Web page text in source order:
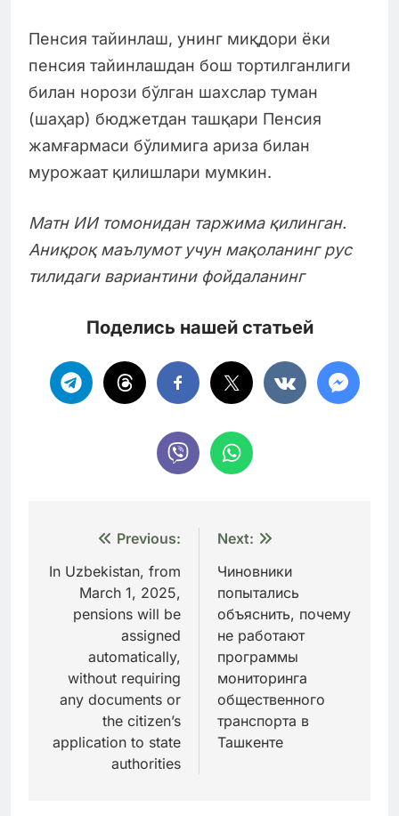
Пенсия тайинлаш, унинг миқдори ёки
пенсия тайинлашдан бош тортилганлиги
билан норози бўлган шахслар туман
(шаҳар) бюджетдан ташқари Пенсия
жамғармаси бўлимига ариза билан
мурожаат қилишлари мумкин.
Матн ИИ томонидан таржима қилинган.
Аниқроқ маълумот учун мақоланинг рус
тилидаги вариантини фойдаланинг
Поделись нашей статьей
Навигация
по
записям
Previous:
In Uzbekistan, from
March 1, 2025,
pensions will be
assigned
automatically,
without requiring
any documents or
the citizen’s
application to state
authorities
Next:
Чиновники
попытались
объяснить, почему
не работают
программы
мониторинга
общественного
транспорта в
Ташкенте